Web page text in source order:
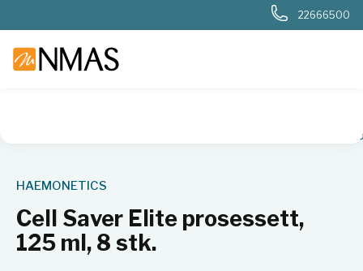
22666500
Blodbank og
HAEMONETICS
Cell Saver Elite prosessett,
125 ml, 8 stk.